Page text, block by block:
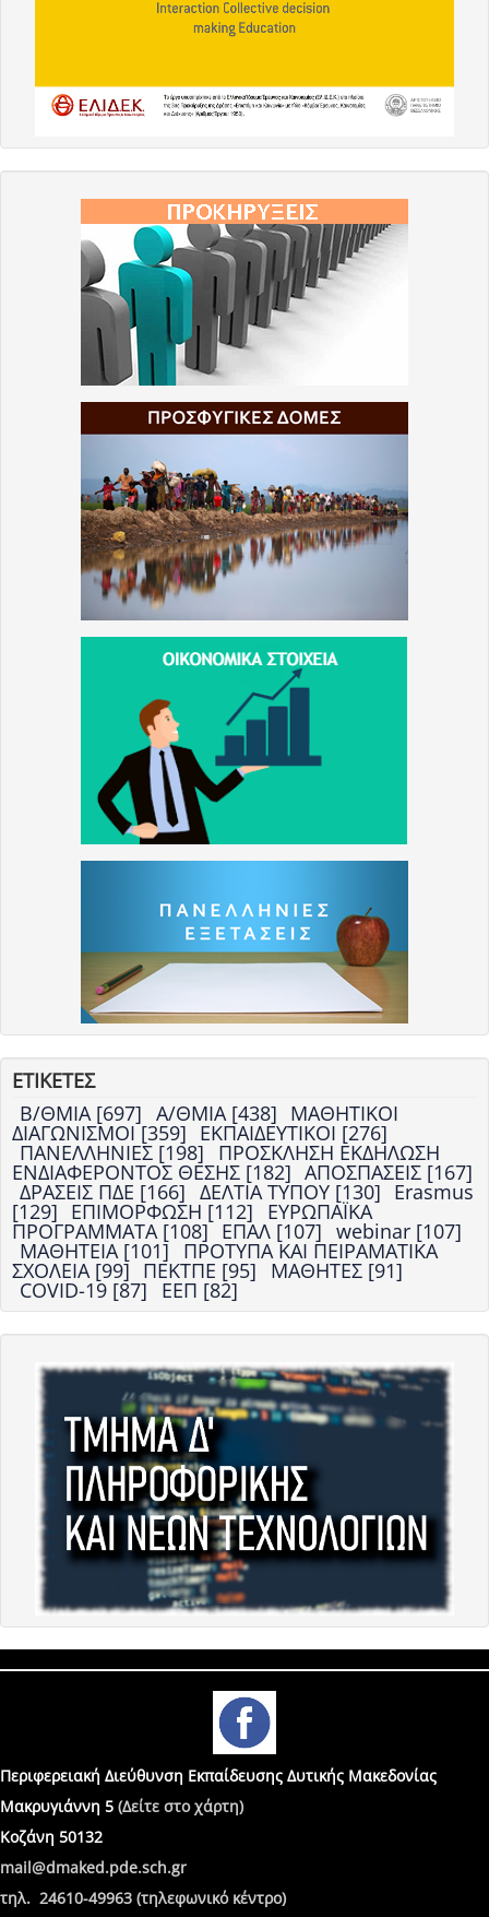
ΕΤΙΚΕΤΕΣ
Β/ΘΜΙΑ [697] Α/ΘΜΙΑ [438] ΜΑΘΗΤΙΚΟΙ
ΔΙΑΓΩΝΙΣΜΟΙ [359] ΕΚΠΑΙΔΕΥΤΙΚΟΙ [276]
ΠΑΝΕΛΛΗΝΙΕΣ [198] ΠΡΟΣΚΛΗΣΗ ΕΚΔΗΛΩΣΗ
ΕΝΔΙΑΦΕΡΟΝΤΟΣ ΘΕΣΗΣ [182] ΑΠΟΣΠΑΣΕΙΣ [167]
ΔΡΑΣΕΙΣ ΠΔΕ [166] ΔΕΛΤΙΑ ΤΥΠΟΥ [130] Erasmus
[129] ΕΠΙΜΟΡΦΩΣΗ [112] ΕΥΡΩΠΑΪΚΑ
ΠΡΟΓΡΑΜΜΑΤΑ [108] ΕΠΑΛ [107] webinar [107]
ΜΑΘΗΤΕΙΑ [101] ΠΡΟΤΥΠΑ ΚΑΙ ΠΕΙΡΑΜΑΤΙΚΑ
ΣΧΟΛΕΙΑ [99] ΠΕΚΤΠΕ [95] ΜΑΘΗΤΕΣ [91]
COVID-19 [87] ΕΕΠ [82]
Περιφερειακή Διεύθυνση Εκπαίδευσης Δυτικής Μακεδονίας
Μακρυγιάννη 5 (Δείτε στο χάρτη)
Κοζάνη 50132
mail@dmaked.pde.sch.gr
τηλ. 24610-49963 (τηλεφωνικό κέντρο)